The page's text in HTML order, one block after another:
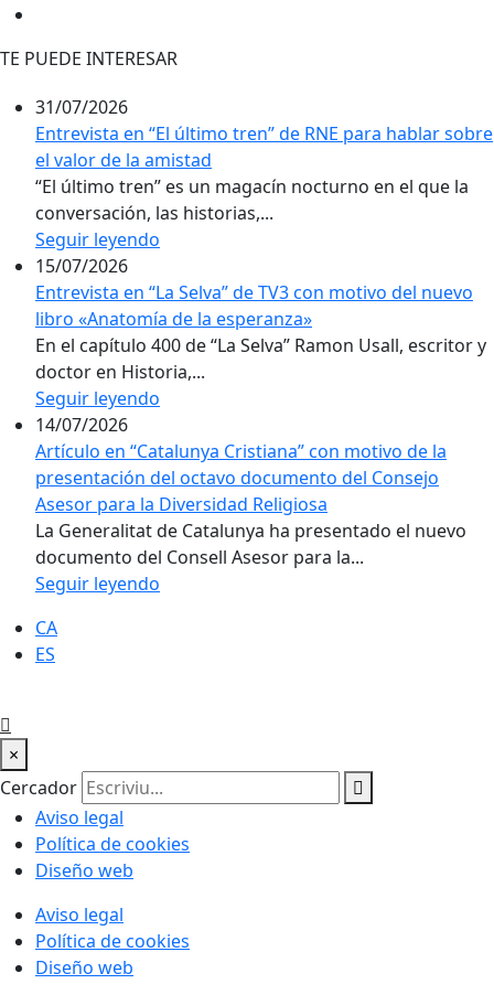
TE PUEDE INTERESAR
31/07/2026
Entrevista en “El último tren” de RNE para hablar sobre
el valor de la amistad
“El último tren” es un magacín nocturno en el que la
conversación, las historias,...
Seguir leyendo
15/07/2026
Entrevista en “La Selva” de TV3 con motivo del nuevo
libro «Anatomía de la esperanza»
En el capítulo 400 de “La Selva” Ramon Usall, escritor y
doctor en Historia,...
Seguir leyendo
14/07/2026
Artículo en “Catalunya Cristiana” con motivo de la
presentación del octavo documento del Consejo
Asesor para la Diversidad Religiosa
La Generalitat de Catalunya ha presentado el nuevo
documento del Consell Asesor para la...
Seguir leyendo
CA
ES
×
Cercador
Aviso legal
Política de cookies
Diseño web
Aviso legal
Política de cookies
Diseño web